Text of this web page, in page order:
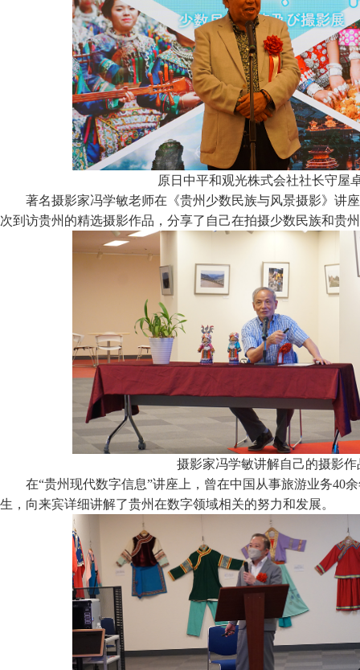
原日中平和观光株式会社社长守屋
著名摄影家冯学敏老师在《贵州少数民族与风景摄影》讲
次到访贵州的精选摄影作品，分享了自己在拍摄少数民族和贵
摄影家冯学敏讲解自己的摄影作
在“贵州现代数字信息”讲座上，曾在中国从事旅游业务40
生，向来宾详细讲解了贵州在数字领域相关的努力和发展。